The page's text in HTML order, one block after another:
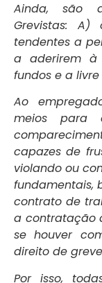
Ainda, são
Grevistas:
tendentes a
a aderirem
fundos e a
Ao
meios para
capazes de
violando ou
fundamentais,
contrato de
a contratação
se houver
direito de
Por isso,